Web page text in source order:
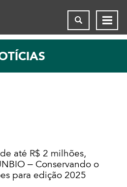
até R$ 2 milhões,
– Conservando o
para edição 2025